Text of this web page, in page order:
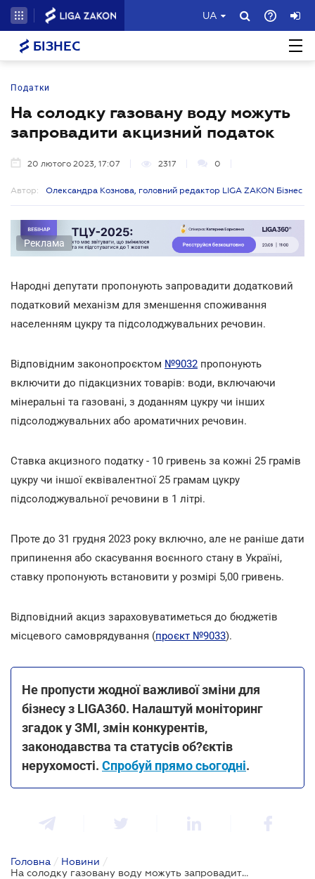
UA
БІЗНЕС
Податки
На солодку газовану воду можуть
запровадити акцизний податок
20 лютого 2023, 17:07 2317 0
Автор: Олександра Кознова, головний редактор LIGA ZAKON Бізнес
Реклама
Народні депутати пропонують запровадити додатковий
податковий механізм для зменшення споживання
населенням цукру та підсолоджувальних речовин.
Відповідним законопроєктом №9032 пропонують
включити до підакцизних товарів: води, включаючи
мінеральні та газовані, з доданням цукру чи інших
підсолоджувальних або ароматичних речовин.
Ставка акцизного податку - 10 гривень за кожні 25 грамів
цукру чи іншої еквівалентної 25 грамам цукру
підсолоджувальної речовини в 1 літрі.
Проте до 31 грудня 2023 року включно, але не раніше дати
припинення або скасування воєнного стану в Україні,
ставку пропонують встановити у розмірі 5,00 гривень.
Відповідний акциз зараховуватиметься до бюджетів
місцевого самоврядування (проєкт №9033).
Не пропусти жодної важливої зміни для
бізнесу з LIGA360. Налаштуй моніторинг
згадок у ЗМІ, змін конкурентів,
законодавства та статусів об?єктів
нерухомості. Спробуй прямо сьогодні.
Головна / Новини /
На солодку газовану воду можуть запровадити акцизний податок